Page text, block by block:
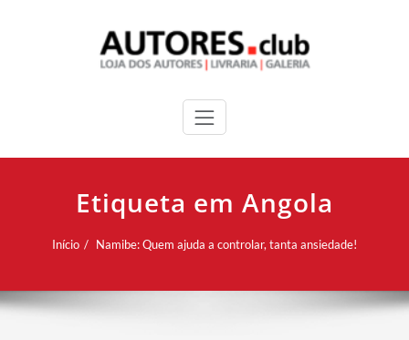
Etiqueta em Angola
Início Namibe: Quem ajuda a controlar, tanta ansiedade!